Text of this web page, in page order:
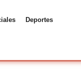
Deportes